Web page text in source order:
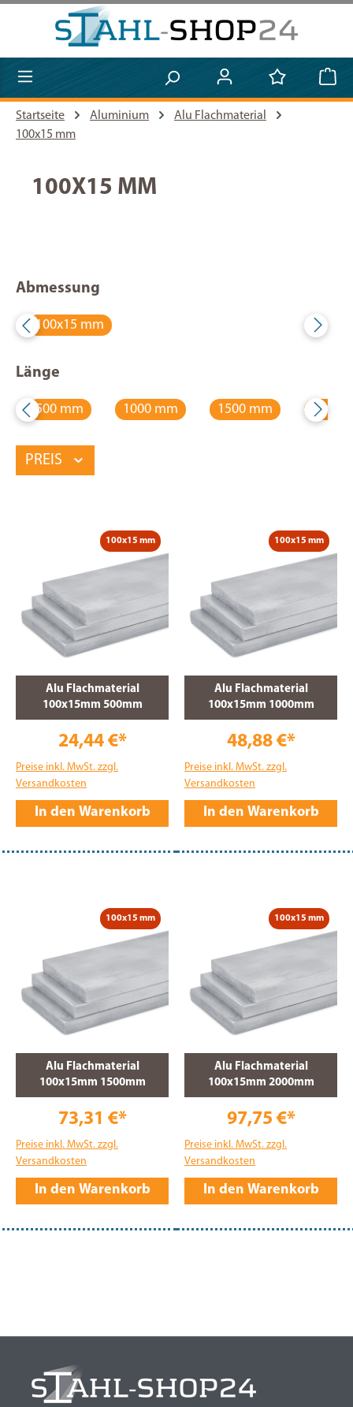
Zum Hauptinhalt springen
Startseite Aluminium
Alu Flachmaterial
100x15 mm
100X15 MM
Abmessung
100x15 mm
Länge
500 mm 1000 mm 1500 mm 2000
PREIS
100x15 mm
Alu Flachmaterial
100x15mm 500mm
24,44 €*
Preise inkl. MwSt. zzgl.
Versandkosten
In den Warenkorb
100x15 mm
Alu Flachmaterial
100x15mm 1000mm
48,88 €*
Preise inkl. MwSt. zzgl.
Versandkosten
In den Warenkorb
100x15 mm
Alu Flachmaterial
100x15mm 1500mm
73,31 €*
Preise inkl. MwSt. zzgl.
Versandkosten
In den Warenkorb
100x15 mm
Alu Flachmaterial
100x15mm 2000mm
97,75 €*
Preise inkl. MwSt. zzgl.
Versandkosten
In den Warenkorb